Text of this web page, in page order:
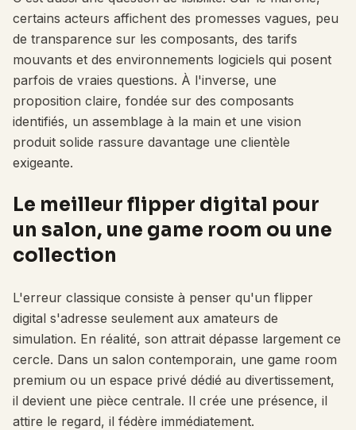
certains acteurs affichent des promesses vagues, peu
de transparence sur les composants, des tarifs
mouvants et des environnements logiciels qui posent
parfois de vraies questions. À l'inverse, une
proposition claire, fondée sur des composants
identifiés, un assemblage à la main et une vision
produit solide rassure davantage une clientèle
exigeante.
Le meilleur flipper digital pour
un salon, une game room ou une
collection
L'erreur classique consiste à penser qu'un flipper
digital s'adresse seulement aux amateurs de
simulation. En réalité, son attrait dépasse largement ce
cercle. Dans un salon contemporain, une game room
premium ou un espace privé dédié au divertissement,
il devient une pièce centrale. Il crée une présence, il
attire le regard, il fédère immédiatement.